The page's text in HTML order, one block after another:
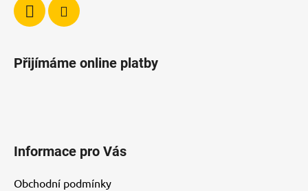
Přijímáme online platby
Informace pro Vás
Obchodní podmínky